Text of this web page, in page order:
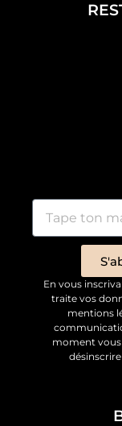
En vous
traite vos
mentions
moment vous